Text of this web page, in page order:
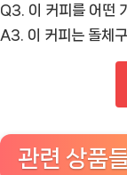
Q3. 이 커피를 어떤
A3. 이 커피는 돌체
관련 상품